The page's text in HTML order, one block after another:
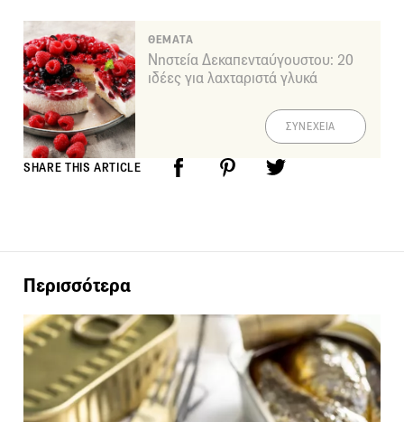
ΘΕΜΑΤΑ
Νηστεία Δεκαπενταύγουστου: 20
ιδέες για λαχταριστά γλυκά
ΣΥΝΕΧΕΙΑ
SHARE THIS ARTICLE
Περισσότερα